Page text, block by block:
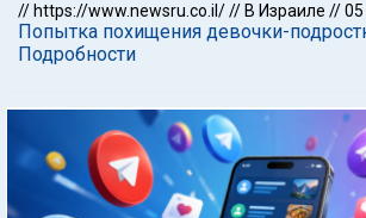
// https://www.newsru.co.il/// В Израиле //
Попытка похищения девочки-
Подробности